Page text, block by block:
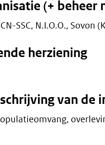
(+ beheer
SSC, N.I.O.O.,
herziening
van de